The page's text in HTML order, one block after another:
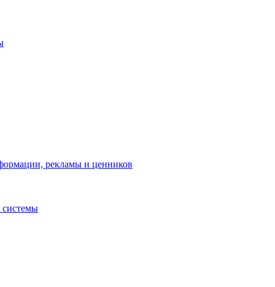
рекламы и ценников